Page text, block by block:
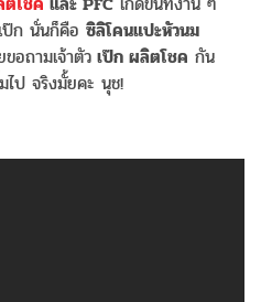
ป๊ก นั่นก็คือ ซิลิโคนแปะหัวนม
อถามเจ้าตัว เป๊ก ผลิตโชค กัน
ป จริงมั้ยคะ นุช!